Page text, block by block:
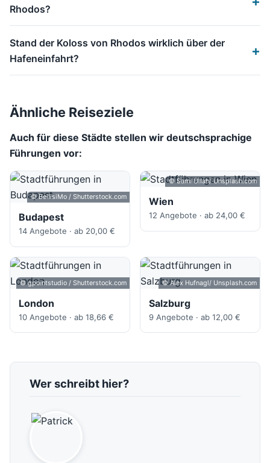
Rhodos?
Stand der Koloss von Rhodos wirklich über der
Hafeneinfahrt?
Ähnliche Reiseziele
Auch für diese Städte stellen wir deutschsprachige
Führungen vor:
© BellisiMo / Shutterstock.com
Budapest
14 Angebote · ab 20,00 €
© Sami Ullah/ Unsplash.com
Wien
12 Angebote · ab 24,00 €
© gpointstudio / Shutterstock.com
London
10 Angebote · ab 18,66 €
© Alex Hufnagl/ Unsplash.com
Salzburg
9 Angebote · ab 12,00 €
Wer schreibt hier?